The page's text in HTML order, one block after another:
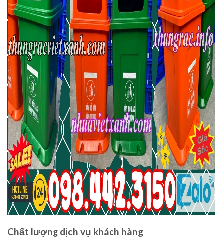
Chất lượng dịch vụ khách hàng